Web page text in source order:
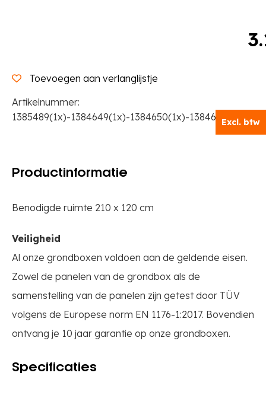
Excl. btw
Toevoegen aan verlanglijstje
Artikelnummer:
1385489(1x)-1384649(1x)-1384650(1x)-1384656(1x)-
Productinformatie
Benodigde ruimte 210 x 120 cm
Veiligheid
Al onze grondboxen voldoen aan de geldende eisen.
Zowel de panelen van de grondbox als de
samenstelling van de panelen zijn getest door TÜV
volgens de Europese norm EN 1176-1:2017. Bovendien
ontvang je 10 jaar garantie op onze grondboxen.
Specificaties